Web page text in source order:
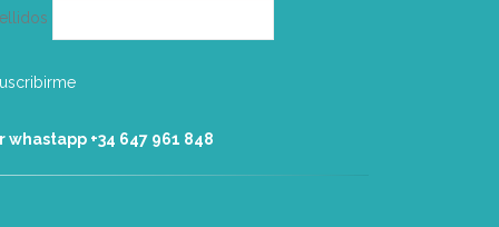
whastapp +34 ‭647 961 848‬